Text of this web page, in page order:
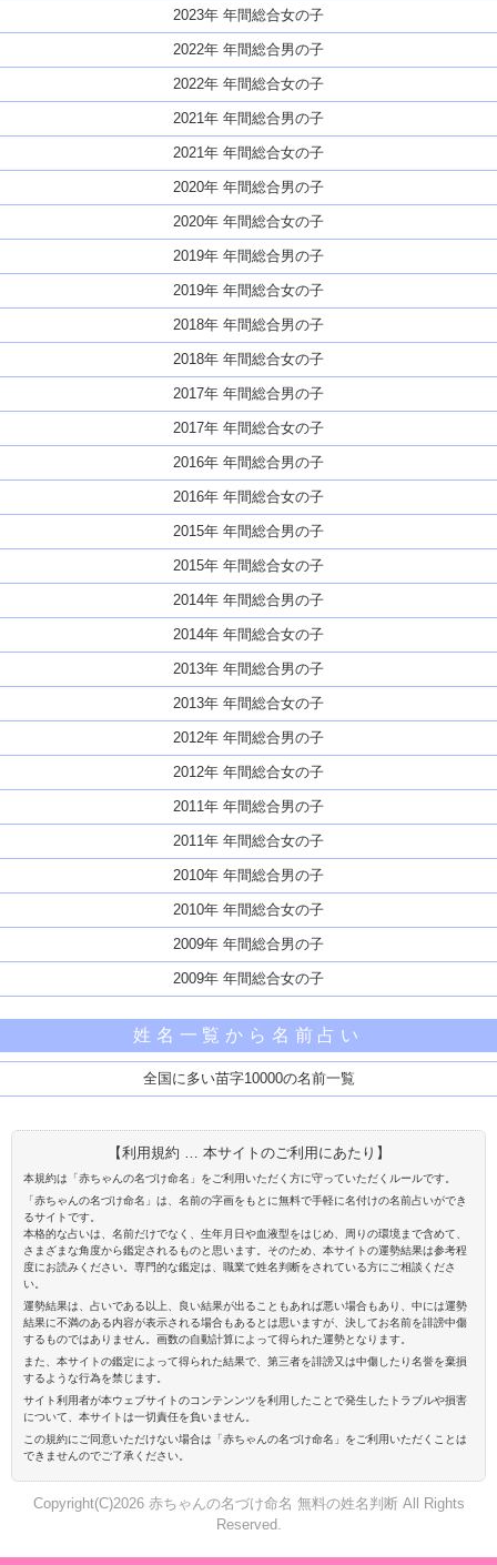
2023年 年間総合女の子
2022年 年間総合男の子
2022年 年間総合女の子
2021年 年間総合男の子
2021年 年間総合女の子
2020年 年間総合男の子
2020年 年間総合女の子
2019年 年間総合男の子
2019年 年間総合女の子
2018年 年間総合男の子
2018年 年間総合女の子
2017年 年間総合男の子
2017年 年間総合女の子
2016年 年間総合男の子
2016年 年間総合女の子
2015年 年間総合男の子
2015年 年間総合女の子
2014年 年間総合男の子
2014年 年間総合女の子
2013年 年間総合男の子
2013年 年間総合女の子
2012年 年間総合男の子
2012年 年間総合女の子
2011年 年間総合男の子
2011年 年間総合女の子
2010年 年間総合男の子
2010年 年間総合女の子
2009年 年間総合男の子
2009年 年間総合女の子
姓名一覧から名前占い
全国に多い苗字10000の名前一覧
【利用規約 … 本サイトのご利用にあたり】
本規約は「赤ちゃんの名づけ命名」をご利用いただく方に守っていただくルールです。
「赤ちゃんの名づけ命名」は、名前の字画をもとに無料で手軽に名付けの名前占いができ
るサイトです。
本格的な占いは、名前だけでなく、生年月日や血液型をはじめ、周りの環境まで含めて、
さまざまな角度から鑑定されるものと思います。そのため、本サイトの運勢結果は参考程
度にお読みください。専門的な鑑定は、職業で姓名判断をされている方にご相談くださ
い。
運勢結果は、占いである以上、良い結果が出ることもあれば悪い場合もあり、中には運勢
結果に不満のある内容が表示される場合もあるとは思いますが、決してお名前を誹謗中傷
するものではありません。画数の自動計算によって得られた運勢となります。
また、本サイトの鑑定によって得られた結果で、第三者を誹謗又は中傷したり名誉を棄損
するような行為を禁じます。
サイト利用者が本ウェブサイトのコンテンンツを利用したことで発生したトラブルや損害
について、本サイトは一切責任を負いません。
この規約にご同意いただけない場合は「赤ちゃんの名づけ命名」をご利用いただくことは
できませんのでご了承ください。
Copyright(C)2026 赤ちゃんの名づけ命名 無料の姓名判断 All Rights
Reserved.